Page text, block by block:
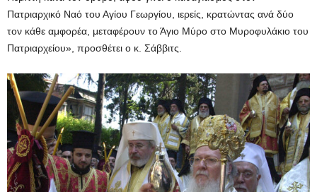
Πατριαρχικό Ναό του Αγίου Γεωργίου, ιερείς, κρατώντας ανά δύο
τον κάθε αμφορέα, μεταφέρουν το Άγιο Μύρο στο Μυροφυλάκιο του
Πατριαρχείου», προσθέτει ο κ. Σάββιτς.